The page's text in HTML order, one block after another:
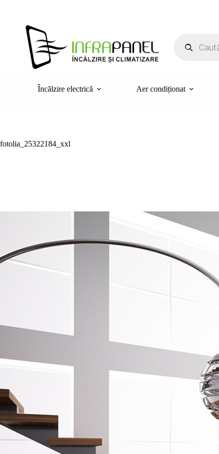
search
Încălzire electrică Aer condiționat
fotolia_25322184_xxl